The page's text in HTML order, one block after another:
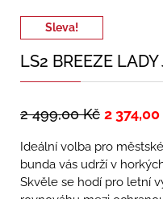
Sleva!
LS2 BREEZE
2 499,00Kč 2 374,00
Ideální volba pro
bunda vás udrží v
Skvěle se hodí pro letní